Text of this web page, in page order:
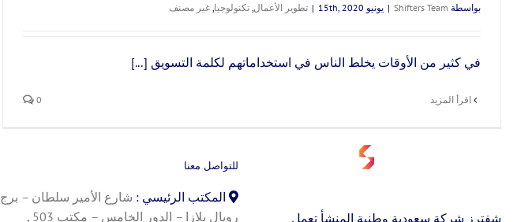
بواسطة Shifters Team
| يونيو 15th, 2020 | تطوير الأعمال تكنولوجيا غير مصنف
في كثير من الأوقات يخلط الناس في استخداماتهم لكلمة التسويق [...]
0
شفترز شركة سعودية وطنية المنشأ تعمل
للتواصل معنا
المكتب الرئيسي : شارع الأمير سلطان – برج
رويال بلازا – الدور الخامس – مكتب 503 ,